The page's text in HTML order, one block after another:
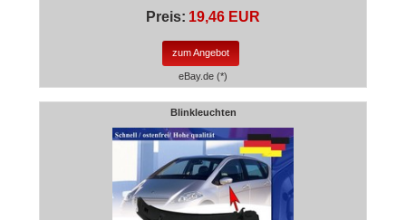
Preis: 19,46 EUR
zum Angebot
eBay.de (*)
Blinkleuchten